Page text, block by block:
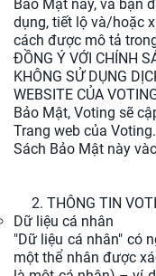
Bảo Mật này, và bạn
dụng, tiết lộ và/hoặc
cách được mô tả
ĐỒNG Ý VỚI CHÍNH
KHÔNG SỬ DỤNG
WEBSITE CỦA
Bảo Mật, Voting sẽ
Trang web của
Sách Bảo Mật này
2. THÔNG TIN
Dữ liệu cá nhân
"Dữ liệu cá nhân" có
một thể nhân được